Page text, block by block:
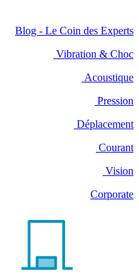
Blog - Le Coin des Experts
Vibration & Choc
Acoustique
Pression
Déplacement
Courant
Vision
Corporate